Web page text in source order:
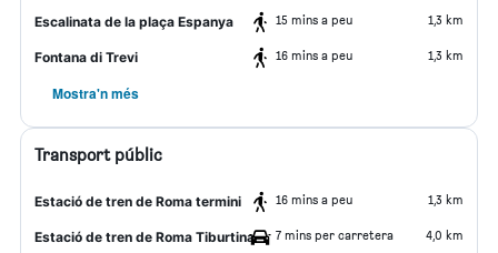
Escalinata de la plaça Espanya 15 mins a peu 1,3 km
Fontana di Trevi 16 mins a peu 1,3 km
Mostra'n més
Transport públic
Estació de tren de Roma termini 16 mins a peu 1,3 km
Estació de tren de Roma Tiburtina 7 mins per carretera 4,0 km